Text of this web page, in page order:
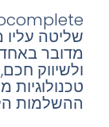
שליטה עליו
מדובר
ולשיווק
ההשלמות